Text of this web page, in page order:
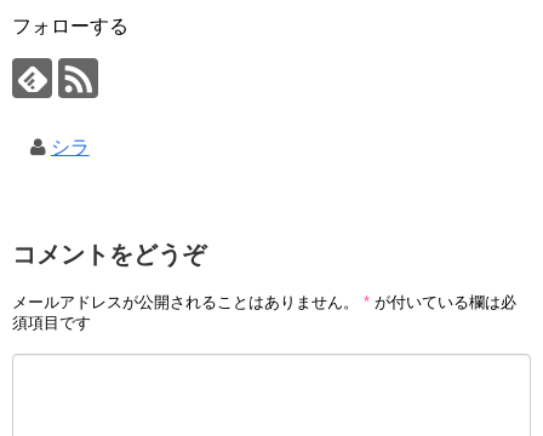
フォローする
シラ
コメントをどうぞ
メールアドレスが公開されることはありません。 * が付いている欄は必
須項目です